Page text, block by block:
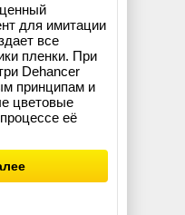
для имитации
все
пленки. При
Dehancer
принципам и
цветовые
её